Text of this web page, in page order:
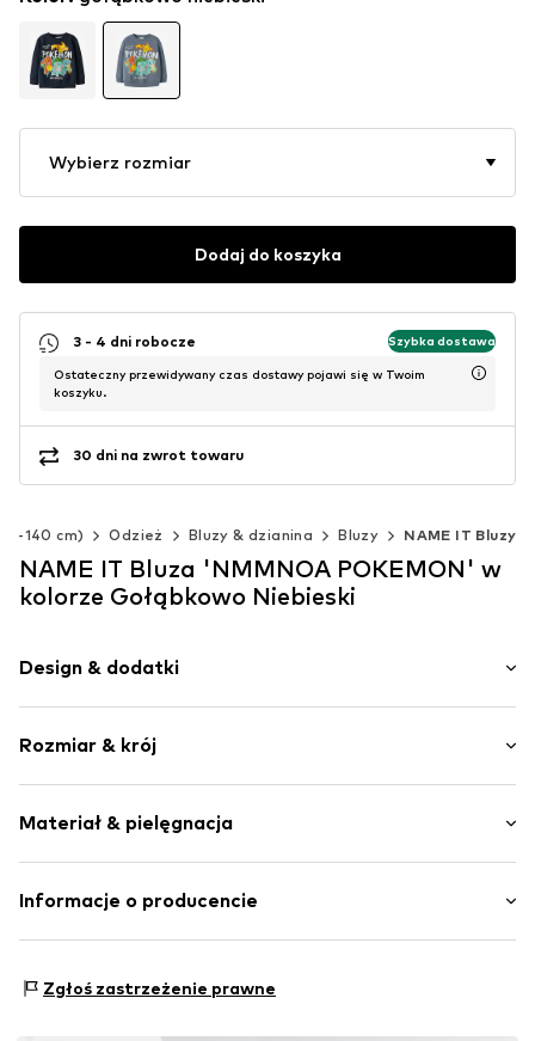
Wybierz rozmiar
Dodaj do koszyka
3 - 4 dni robocze Szybka dostawa
Ostateczny przewidywany czas dostawy pojawi się w Twoim
koszyku.
30 dni na zwrot towaru
140 cm) Odzież Bluzy & dzianina Bluzy NAME IT Bluzy
NAME IT Bluza 'NMMNOA POKEMON' w
kolorze Gołąbkowo Niebieski
Design & dodatki
Dres
Okrągły dekolt
Kołnierz ze ściągaczem
Szwy w jednym odcieniu
Nr artykułu NAIa0y3001000001
Rozmiar & krój
Krój: Normalny krój
Materiał & pielęgnacja
Materiał: 95% Bawełna, 5% Elastan
Informacje o producencie
22457 Hamburg
Zgłoś zastrzeżenie prawne